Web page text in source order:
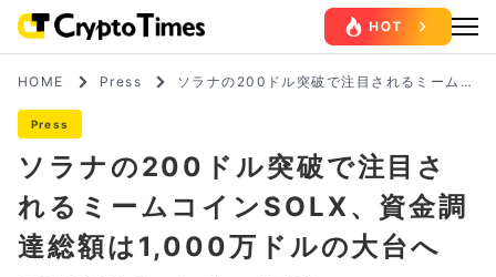
HOME Press
ソラナの200ドル突破で注目されるミームコ
Press
ソラナの200ドル突破で注目さ
れるミームコインSOLX、資金調
達総額は1,000万ドルの大台へ